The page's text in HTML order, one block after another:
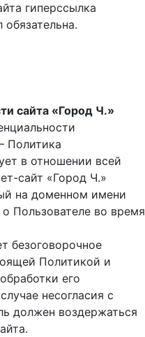
гиперссылка
сайта «Город Ч.»
Политика
в отношении всей
сайт «Город Ч.»
на доменном имени
Пользователе во время
безоговорочное
Политикой и
его
несогласия с
должен воздержаться